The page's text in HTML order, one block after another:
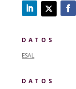
DATOS
ESAL
DATOS